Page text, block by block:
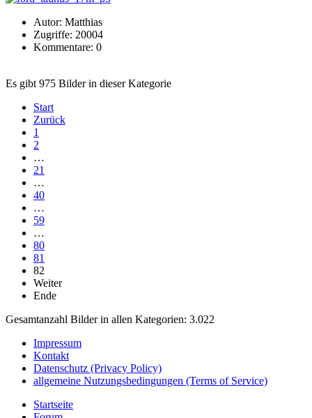
Autor: Matthias
Zugriffe: 20004
Kommentare: 0
Es gibt 975 Bilder in dieser Kategorie
Start
Zurück
1
2
…
21
…
40
…
59
…
80
81
82
Weiter
Ende
Gesamtanzahl Bilder in allen Kategorien: 3.022
Impressum
Kontakt
Datenschutz (Privacy Policy)
allgemeine Nutzungsbedingungen (Terms of Service)
Startseite